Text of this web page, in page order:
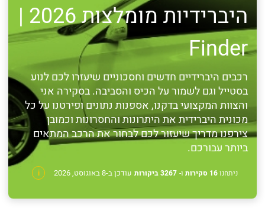
היברידיות מומלצות 2026 |
Finder
רכבים היברידיים חדשים וחסכוניים שיעזרו לכם לנוע
בסטייל וגם לשמור על הכיס והסביבה. בסקירה אני
והצוות המקצועי בדקנו, אספנות נתונים ופירטנו על כל
מכונית היברידית את היתרונות והחסרונות וכמובן
צירפנו מדריך שיעזור לכם לבחור את הרכב המתאים
ביותר עבורכם.
ניתחנו16 סקירות ו- 3267 ביקורות i עודכן ב-8 באוגוסט, 2026